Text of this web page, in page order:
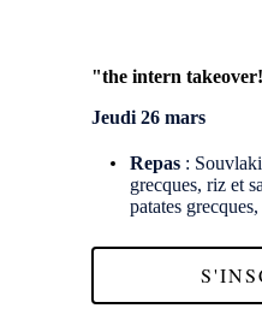
"the intern
Jeudi 26 mars
Repas :
grecques, riz et
patates